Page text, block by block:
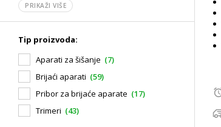
PRIKAŽI VIŠE
Tip proizvoda:
Aparati za šišanje (7)
Brijaći aparati (59)
Pribor za brijaće aparate (17)
Trimeri (43)